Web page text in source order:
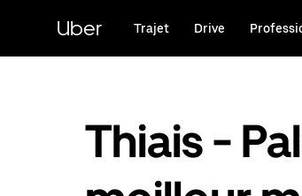
principal
Uber Trajet Drive
Thiais -